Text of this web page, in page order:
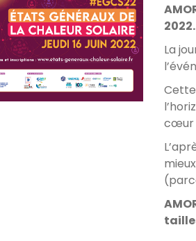
2022.
La
cœur